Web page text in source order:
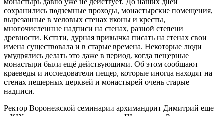
сохранились подземные проходы, монастырские помещения,
вырезанные в меловых стенах иконы и кресты,
многочисленные надписи на стенах, разной степени
древности. Кстати, дурная привычка писать на стенах свои
имена существовала и в старые времена. Некоторые люди
умудрялись делать это даже в период, когда пещерные
монастыри были ещё действующими. Об этом сообщают
краеведы и исследователи пещер, которые иногда находят на
стенах пещерных церквей и монастырей очень старые
надписи.
Ректор Воронежской семинарии архимандрит Димитрий еще